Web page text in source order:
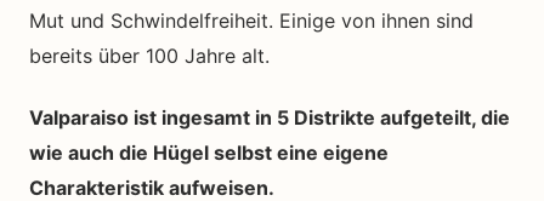
Mut und Schwindelfreiheit. Einige von ihnen sind
bereits über 100 Jahre alt.
Valparaiso ist ingesamt in 5 Distrikte aufgeteilt, die
wie auch die Hügel selbst eine eigene
Charakteristik aufweisen.